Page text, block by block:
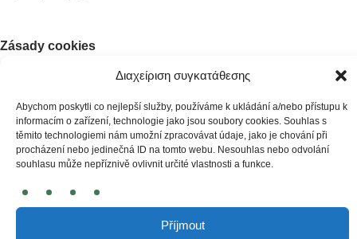
Διαχείριση συγκατάθεσης
Abychom poskytli co nejlepší služby, používáme k ukládání a/nebo přístupu k
informacím o zařízení, technologie jako jsou soubory cookies. Souhlas s
těmito technologiemi nám umožní zpracovávat údaje, jako je chování při
procházení nebo jedinečná ID na tomto webu. Nesouhlas nebo odvolání
souhlasu může nepříznivě ovlivnit určité vlastnosti a funkce.
Příjmout
Zásady cookies
© 2026 irobot.cz All Rights Reserved
Webdesign by Kennymax Visual Designer
Developed byPragueCoding.cz